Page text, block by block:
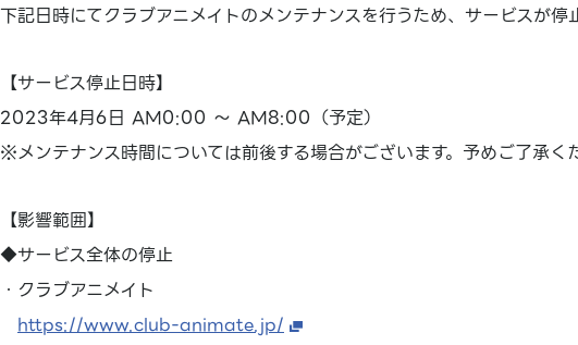
下記日時にてクラブアニメイトのメンテナンスを行うため、サービスが停
【サービス停止日時】
2023年4月6日 AM0:00 ～ AM8:00（予定）
※メンテナンス時間については前後する場合がございます。予めご了承く
【影響範囲】
◆サービス全体の停止
・クラブアニメイト
https://www.club-animate.jp/